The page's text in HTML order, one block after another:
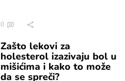
0
Zašto lekovi za
holesterol izazivaju bol u
mišićima i kako to može
da se spreči?